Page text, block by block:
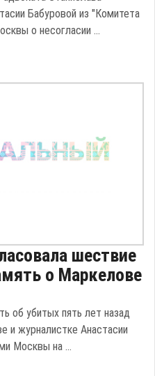
Бабуровой из "Комитета
о несогласии ...
шествие
о Маркелове
об убитых пять лет назад
и журналистке Анастасии
Москвы на ...